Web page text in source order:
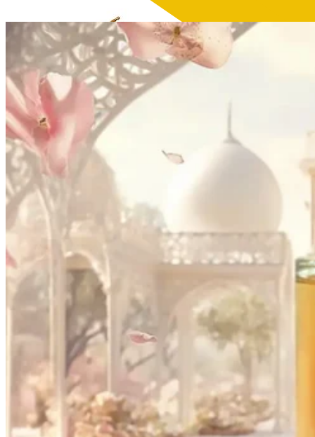
House of Dreams – Choco Dream 100ml EDP
Eau de Parfum
•
Uniszex
29990
Lepd meg magad, vagy szeretteid, a szakértőink